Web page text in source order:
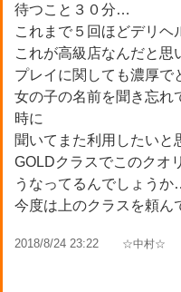
待つこと３０分…
これまで５回ほどデリヘ
これが高級店なんだと思
プレイに関しても濃厚で
女の子の名前を聞き忘れ
時に
聞いてまた利用したいと
GOLDクラスでこのクオ
うなってるんでしょうか
今度は上のクラスを頼ん
2018/8/24 23:22 ☆中村☆